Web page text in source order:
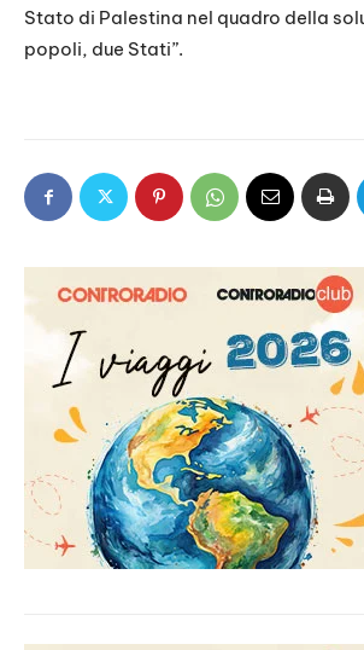
Stato di Palestina nel quadro della
popoli, due Stati”.